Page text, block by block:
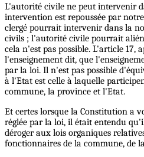
L'autorité civile ne peut intervenir
intervention est repoussée par
clergé pourrait intervenir dans la
civils ; l'autorité civile pourrait
cela n'est pas possible. L'article 17,
l'enseignement dit, que
par la loi. Il n'est pas possible
à l'Etat est celle à laquelle
commune, la province et l'Etat.
Et certes lorsque la Constitution a
réglée par la loi, il était entendu
déroger aux lois organiques
fonctionnaires de la commune, de